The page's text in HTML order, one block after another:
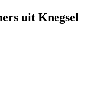
uit Knegsel